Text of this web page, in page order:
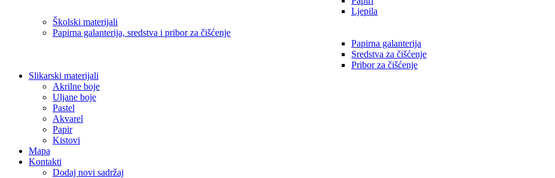
Ljepila
Školski materijali
Papirna galanterija, sredstva i pribor za čišćenje
Papirna galanterija
Sredstva za čišćenje
Pribor za čišćenje
Slikarski materijali
Akrilne boje
Uljane boje
Pastel
Akvarel
Papir
Kistovi
Mapa
Kontakti
Dodaj novi sadržaj